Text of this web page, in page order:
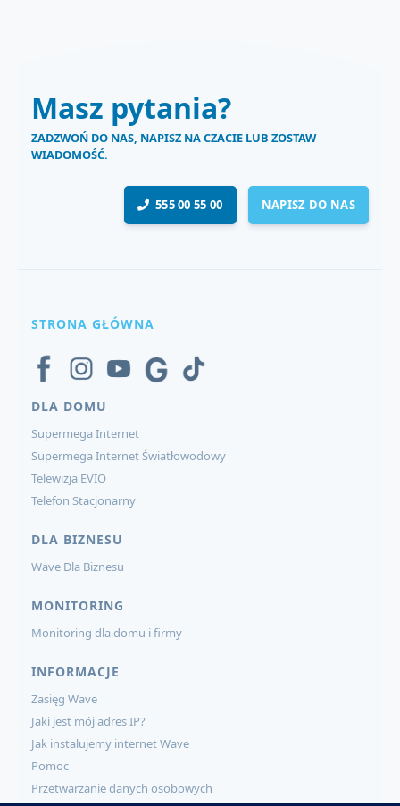
Masz pytania?
ZADZWOŃ DO NAS, NAPISZ NA CZACIE LUB ZOSTAW
WIADOMOŚĆ.
555 00 55 00 NAPISZ DO NAS
STRONA GŁÓWNA
DLA DOMU
Supermega Internet
Supermega Internet Światłowodowy
Telewizja EVIO
Telefon Stacjonarny
DLA BIZNESU
Wave Dla Biznesu
MONITORING
Monitoring dla domu i firmy
INFORMACJE
Zasięg Wave
Jaki jest mój adres IP?
Jak instalujemy internet Wave
Pomoc
Przetwarzanie danych osobowych